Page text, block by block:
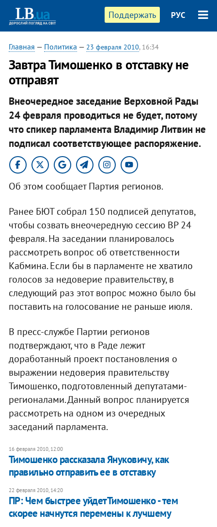
Поддержать РУС
Главная — Политика — 23 февраля 2010, 16:34
Завтра Тимошенко в отставку не
отправят
Внеочередное заседание Верховной Рады
24 февраля проводиться не будет, потому
что спикер парламента Владимир Литвин не
подписал соответствующее распоряжение.
Об этом сообщает Партия регионов.
Ранее БЮТ собрал 150 подписей депутатов,
чтобы созвать внеочередную сессию ВР 24
февраля. На заседании планировалось
рассмотреть вопрос об ответственности
Кабмина. Если бы в парламенте не хватило
голосов за недоверие правительству, в
следующий раз этот вопрос можно было бы
поставить на голосование не раньше июля.
В пресс-службе Партии регионов
подтверждают, что в Раде лежит
доработанный проект постановления о
выражении недоверия правительству
Тимошенко, подготовленный депутатами-
регионалами. Данный вопрос планируется
рассмотреть на одном из очередных
заседаний парламента.
16 февраля 2010, 12:00
Тимошенко рассказала Януковичу, как
правильно отправить ее в отставку
22 февраля 2010, 14:20
ПР: Чем быстрее уйдетТимошенко - тем
скорее начнутся перемены к лучшему